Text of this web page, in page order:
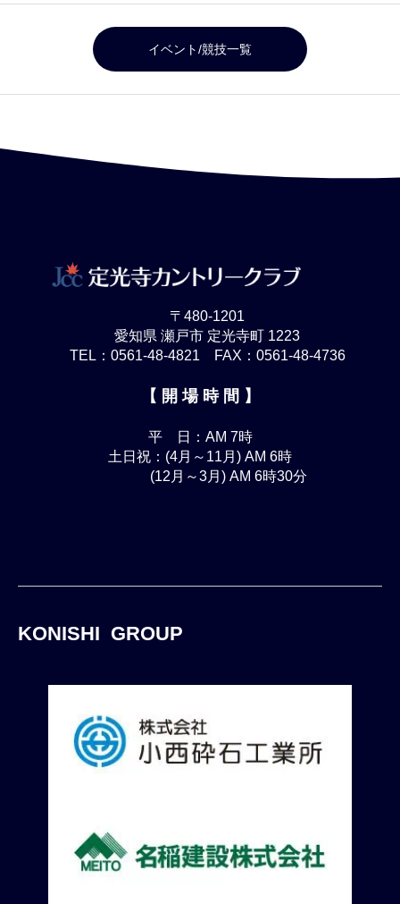
イベント/競技一覧
〒480-1201
愛知県 瀬戸市 定光寺町 1223
TEL：0561-48-4821 FAX：0561-48-4736
【 開 場 時 間 】
平 日：AM 7時
土日祝：(4月～11月) AM 6時
(12月～3月) AM 6時30分
KONISHI GROUP